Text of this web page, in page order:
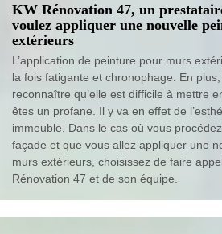
KW Rénovation 47, un
voulez appliquer une nouvelle
extérieurs
L’application de peinture pour murs
la fois fatigante et chronophage. En
reconnaître qu’elle est difficile à mettre
êtes un profane. Il y va en effet de
immeuble. Dans le cas où vous
façade et que vous allez appliquer une
murs extérieurs, choisissez de faire
Rénovation 47 et de son équipe.